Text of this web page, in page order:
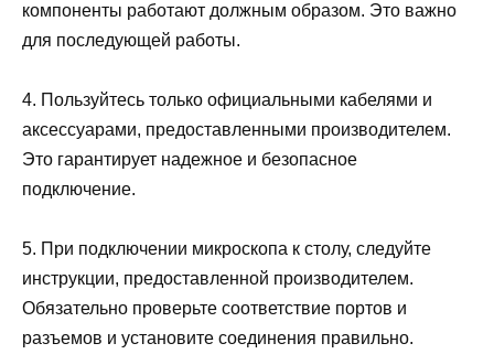
компоненты работают должным образом. Это важно
для последующей работы.
4. Пользуйтесь только официальными кабелями и
аксессуарами, предоставленными производителем.
Это гарантирует надежное и безопасное
подключение.
5. При подключении микроскопа к столу, следуйте
инструкции, предоставленной производителем.
Обязательно проверьте соответствие портов и
разъемов и установите соединения правильно.